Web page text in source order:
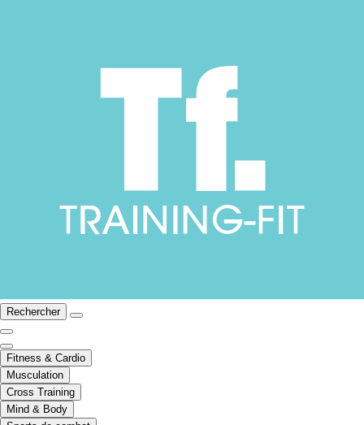
Rechercher
Fitness & Cardio
Musculation
Cross Training
Mind & Body